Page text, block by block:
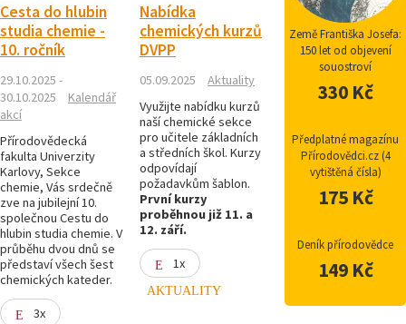
Cesta do hlubin
studia chemie -
10. ročník
29.10.2025 -
30.10.2025
Kalendář
akcí
Přírodovědecká
fakulta Univerzity
Karlovy, Sekce
chemie, Vás srdečně
zve na jubilejní 10.
společnou Cestu do
hlubin studia chemie. V
průběhu dvou dnů se
představí všech šest
chemických kateder.
3x
Nabídka
chemických kurzů
DVPP
05.09.2025
Aktuality
Využijte nabídku kurzů
naší chemické sekce
pro učitele základních
a středních škol. Kurzy
odpovídají
požadavkům šablon.
První kurzy
proběhnou již 11. a
12. září.
1x
AKTUALITY
Země Františka Josefa:
150 let od objevení
souostroví
330 Kč
Předplatné magazínu
Přírodovědci.cz (4
vytištěná čísla)
175 Kč
Deník přírodovědce
149 Kč